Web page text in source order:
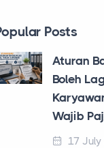
Posts
Aturan
Boleh
Wajib
17 July